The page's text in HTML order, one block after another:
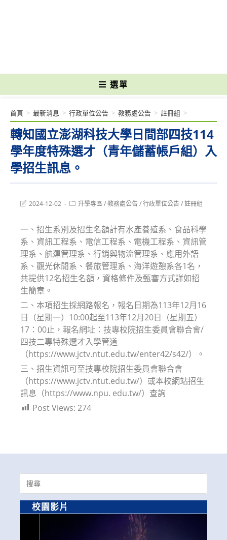
選單
轉知國立澎湖科技大學日間部四技114
學年度特殊選才（青年儲蓄帳戶組）入
學招生訊息。
首頁 > 最新消息 > 行政單位公告 > 教務處公告 > 註冊組 >
Post2024-12-02
Post升學專區/教務處公告/行政單位公告/註冊組
一、招生系別及招生名額計有水產養殖系、食品科學
系、資訊工程系、電信工程系、電機工程系、資訊管
理系、航運管理系、行銷與物流管理系、應用外語
系、觀光休閒系、餐旅管理系、海洋遊憩系各1名，
共提供12名招生名額，資格條件及甄審方式詳如招
生簡章。
二、本項招生採網路報名，報名日期為113年12月16
日（星期一）10:00起至113年12月20日（星期五）
17：00止，報名網址：技專校院招生委員會聯合會/
四技二專特殊選才入學管道
（https://www.jctv.ntut.edu.tw/enter42/s42/）。
三、招生資訊可至技專校院招生委員會聯合會
（https://www.jctv.ntut.edu.tw/）或本校網站招生
訊息（https://www.npu. edu.tw/）查詢
Post Views: 274
Search
for:
校園影片